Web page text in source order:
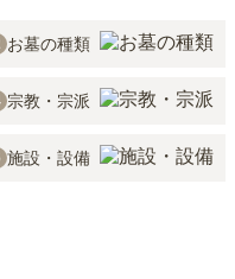
お墓の種類
宗教・宗派
施設・設備